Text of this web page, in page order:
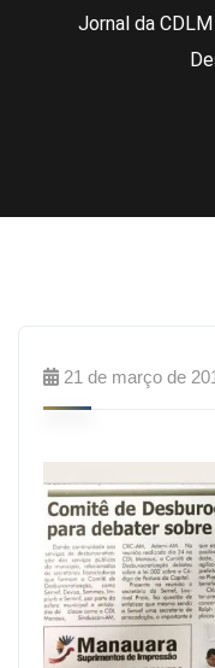
Jornal da
21 de março de